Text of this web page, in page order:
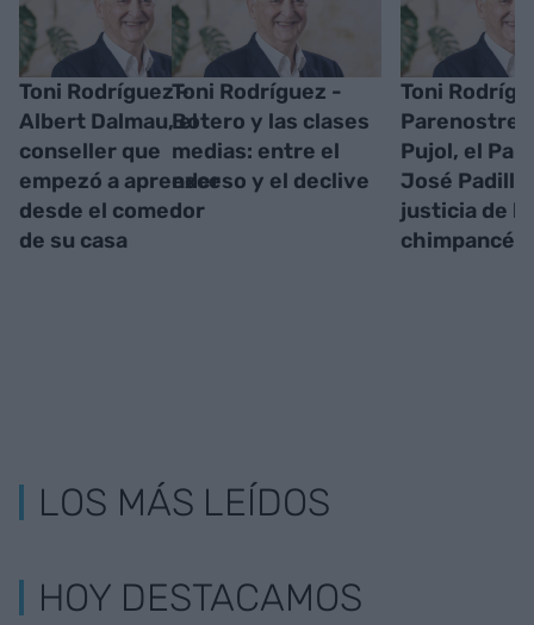
Toni Rodríguez -
Albert Dalmau, el
conseller que
empezó a aprender
desde el comedor
de su casa
Toni Rodríguez -
Botero y las clases
medias: entre el
exceso y el declive
Toni
Parenostre
Pujol, el
José Padilla
justicia de
chimpancés
LOS MÁS LEÍDOS
HOY DESTACAMOS